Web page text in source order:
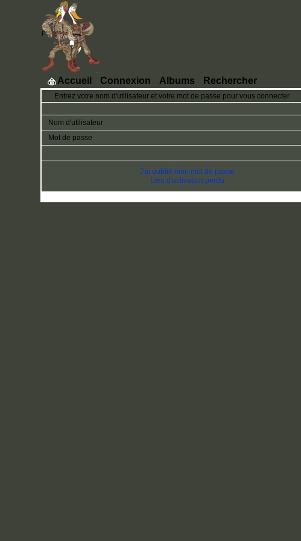
Accueil Connexion Albums Rechercher
Entrez votre nom d'utilisateur et votre mot de passe pour vous connecter
Nom d'utilisateur
Mot de passe
J'ai oublié mon mot de passe
Lien d'activation perdu